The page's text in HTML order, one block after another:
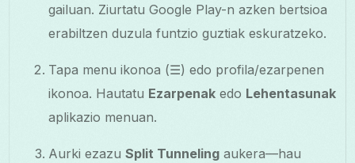
gailuan. Ziurtatu Google Play-n azken bertsioa
erabiltzen duzula funtzio guztiak eskuratzeko.
Tapa menu ikonoa (☰) edo profila/ezarpenen
ikonoa. Hautatu Ezarpenak edo Lehentasunak
aplikazio menuan.
Aurki ezazuSplit Tunneling aukera—hau